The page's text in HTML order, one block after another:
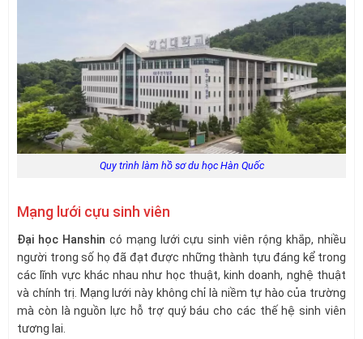
Quy trình làm hồ sơ du học Hàn Quốc
Mạng lưới cựu sinh viên
Đại học Hanshin có mạng lưới cựu sinh viên rộng khắp, nhiều
người trong số họ đã đạt được những thành tựu đáng kể trong
các lĩnh vực khác nhau như học thuật, kinh doanh, nghệ thuật
và chính trị. Mạng lưới này không chỉ là niềm tự hào của trường
mà còn là nguồn lực hỗ trợ quý báu cho các thế hệ sinh viên
tương lai.